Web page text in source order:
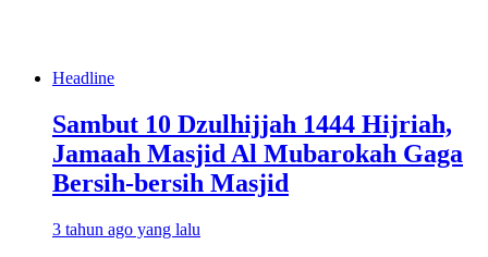
Headline
Sambut 10 Dzulhijjah 1444 Hijriah,
Jamaah Masjid Al Mubarokah Gaga
Bersih-bersih Masjid
3 tahun ago yang lalu